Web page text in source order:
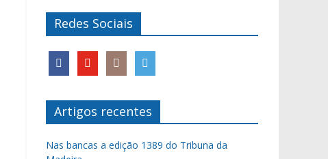
Redes Sociais
Artigos recentes
Nas bancas a edição 1389 do Tribuna da